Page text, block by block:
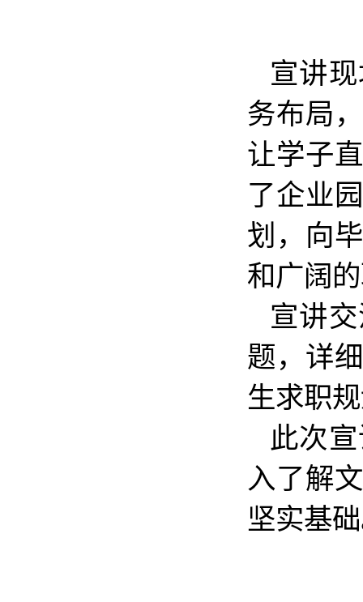
宣讲
务布局
让学子
了企业
划，向
和广阔
宣讲
题，详
生求职
此次
入了解
坚实基